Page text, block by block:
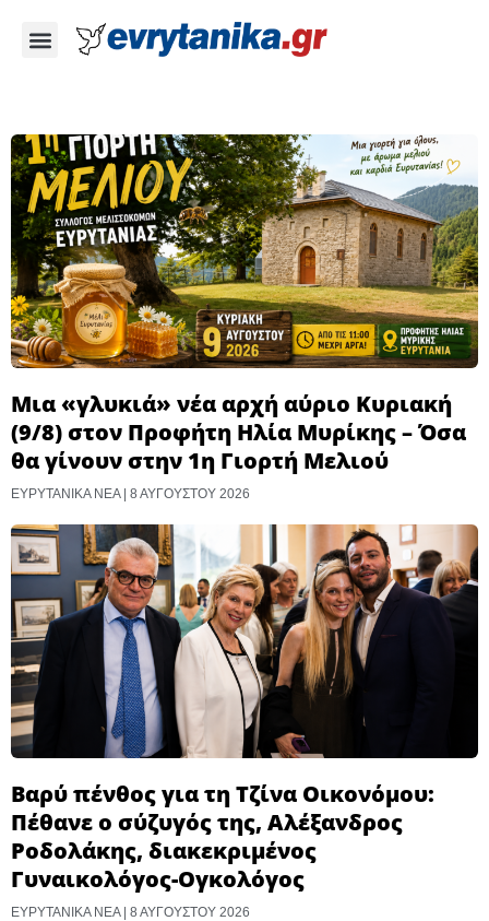
Μια «γλυκιά» νέα αρχή αύριο Κυριακή
(9/8) στον Προφήτη Ηλία Μυρίκης – Όσα
θα γίνουν στην 1η Γιορτή Μελιού
ΕΥΡΥΤΑΝΙΚΑ ΝΕΑ 8 ΑΥΓΟΎΣΤΟΥ 2026
Βαρύ πένθος για τη Τζίνα Οικονόμου:
Πέθανε ο σύζυγός της, Αλέξανδρος
Ροδολάκης, διακεκριμένος
Γυναικολόγος-Ογκολόγος
ΕΥΡΥΤΑΝΙΚΑ ΝΕΑ 8 ΑΥΓΟΎΣΤΟΥ 2026